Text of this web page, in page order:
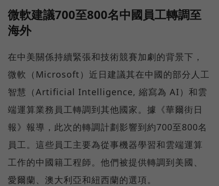
微軟建議700至800名中國員工轉調至
海外
在中美關係持續緊張和技術競賽加劇的背景下，
微軟（Microsoft）近日建議其在中國的部分人工
智慧（Artificial Intelligence, 縮寫為 AI）和雲
端運算業務員工轉調到其他國家。據《華爾街日
報》報導，此次的轉調計劃影響到約700至800名
員工。這些員工主要為從事機器學習和雲端運算
工作的中國籍工程師。他們被提供轉調到美國、
愛爾蘭、澳大利亞和紐西蘭的選項。